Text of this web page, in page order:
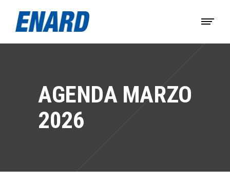
AGENDA MARZO
2026